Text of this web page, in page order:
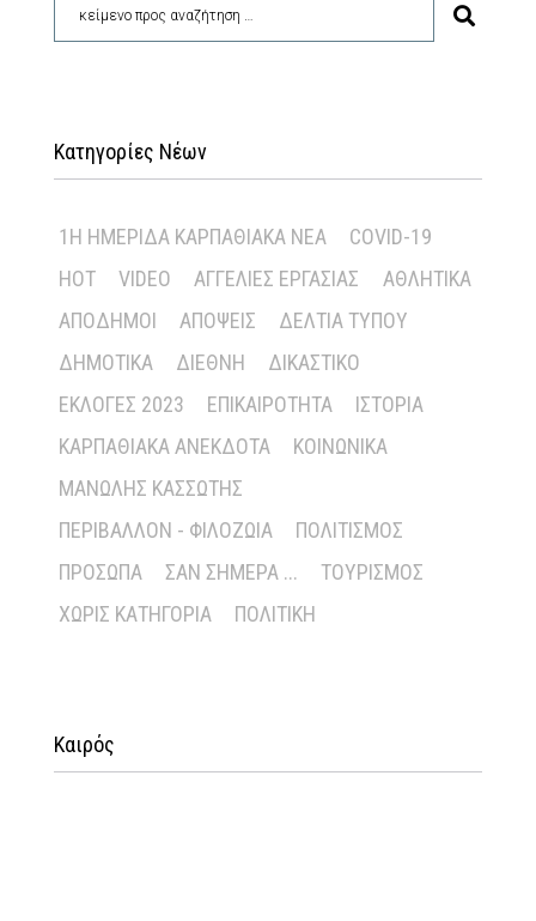
Κατηγορίες Νέων
1Η ΗΜΕΡΊΔΑ ΚΑΡΠΑΘΙΑΚΆ ΝΈΑ
COVID-19
HOT
VIDEO ΑΓΓΕΛΊΕΣ ΕΡΓΑΣΊΑΣ
ΑΘΛΗΤΙΚΆ
ΑΠΌΔΗΜΟΙ
ΑΠΌΨΕΙΣ
ΔΕΛΤΊΑ ΤΎΠΟΥ
ΔΗΜΟΤΙΚΆ
ΔΙΕΘΝΉ
ΔΙΚΑΣΤΙΚΌ
ΕΚΛΟΓΈΣ 2023
ΕΠΙΚΑΙΡΌΤΗΤΑ
ΙΣΤΟΡΊΑ
ΚΑΡΠΑΘΙΑΚΆ ΑΝΈΚΔΟΤΑ
ΚΟΙΝΩΝΙΚΆ
ΜΑΝΏΛΗΣ ΚΑΣΣΏΤΗΣ
ΠΕΡΙΒΆΛΛΟΝ - ΦΙΛΟΖΩΊΑ
ΠΟΛΙΤΙΣΜΌΣ
ΠΡΌΣΩΠΑ
ΣΑΝ ΣΉΜΕΡΑ ...
ΤΟΥΡΙΣΜΌΣ
ΧΩΡΊΣ ΚΑΤΗΓΟΡΊΑ
ΠΟΛΙΤΙΚΉ
Καιρός